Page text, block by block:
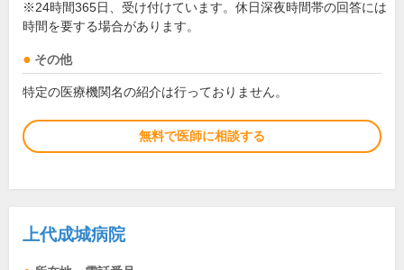
※24時間365日、受け付けています。休日深夜時間帯の回答には
時間を要する場合があります。
その他
特定の医療機関名の紹介は行っておりません。
無料で医師に相談する
上代成城病院